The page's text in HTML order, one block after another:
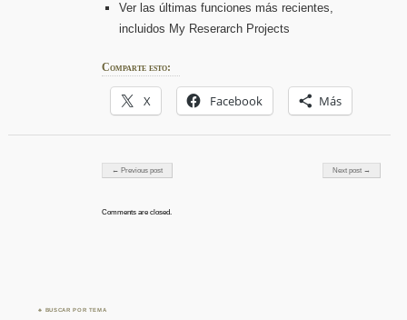
Ver las últimas funciones más recientes,
incluidos My Reserarch Projects
Comparte esto:
X Facebook Más
Post navigation
← Previous post Next post →
Comments are closed.
BUSCAR POR TEMA